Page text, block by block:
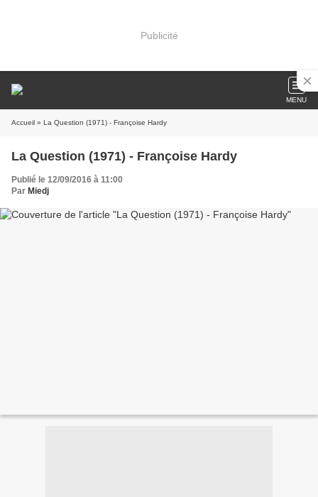
Publicité
MENU
Accueil » La Question (1971) - Françoise Hardy
La Question (1971) - Françoise Hardy
Publié le 12/09/2016 à 11:00
Par Miedj